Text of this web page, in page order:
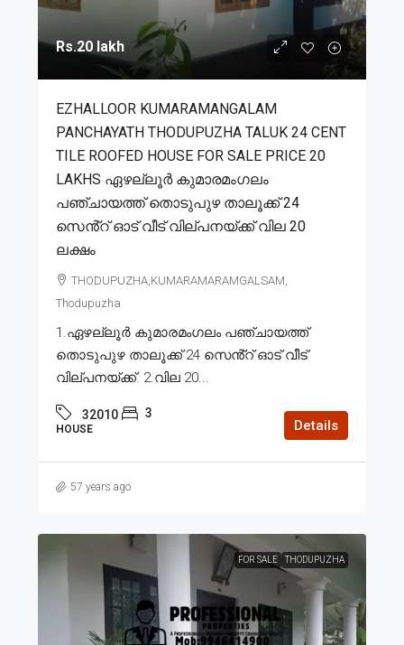
Rs.20 lakh
EZHALLOOR KUMARAMANGALAM
PANCHAYATH THODUPUZHA TALUK 24 CENT
TILE ROOFED HOUSE FOR SALE PRICE 20
LAKHS ഏഴല്ലൂർ കുമാരമംഗലം
പഞ്ചായത്ത് തൊടുപുഴ താലൂക്ക് 24
സെൻ്റ് ഓട് വീട് വില്പനയ്ക്ക് വില 20
ലക്ഷം
THODUPUZHA,KUMARAMARAMGALSAM,
Thodupuzha
1.ഏഴല്ലൂർ കുമാരമംഗലം പഞ്ചായത്ത്
തൊടുപുഴ താലൂക്ക് 24 സെൻ്റ് ഓട് വീട്
വില്പനയ്ക്ക്. 2.വില 20...
32010 3
HOUSE Details
57 years ago
FOR SALE THODUPUZHA